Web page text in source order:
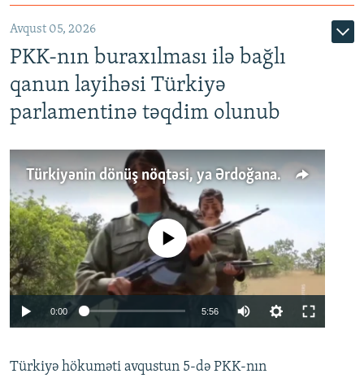
Avqust 05, 2026
PKK-nın buraxılması ilə bağlı
qanun layihəsi Türkiyə
parlamentinə təqdim olunub
Türkiyənin dönüş nöqtəsi, ya Ərdoğana üçüncü şans: PKK ilə qəfil barışıq nə deməkdir?
No media source currently available
0:00 5:56
360p
Türkiyə hökuməti avqustun 5-də PKK-nın